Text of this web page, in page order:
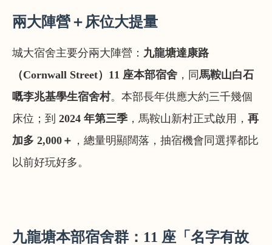
兩大陣營＋床位大提量
城大宿舍主要分兩大陣營： 九龍塘達康路
（Cornwall Street）11 座本部宿舍 ，同馬鞍山白石
嘅李兆基學生宿舍村。本部長年供應大約三千幾個
床位；到 2024 年第三季 ，馬鞍山新村正式啟用， 再
加多 2,000＋ ，總量明顯闊落，抽宿機會同選擇都比
以前好玩好多。
九龍塘本部宿舍群：11 座「名字有故